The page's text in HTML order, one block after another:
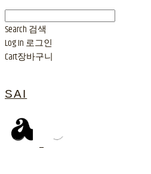
Search 검색
Log In 로그인
Cart장바구니
SAI